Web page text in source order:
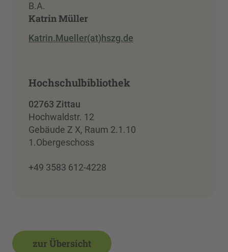
B.A.
Katrin Müller
Katrin.Mueller(at)hszg.de
Hochschulbibliothek
02763 Zittau
Hochwaldstr. 12
Gebäude Z X, Raum 2.1.10
1.Obergeschoss
+49 3583 612-4228
zur Übersicht